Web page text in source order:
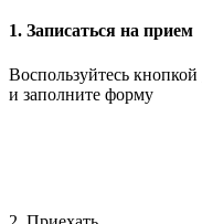
1. Записаться на прием
Воспользуйтесь кнопкой
и заполните форму